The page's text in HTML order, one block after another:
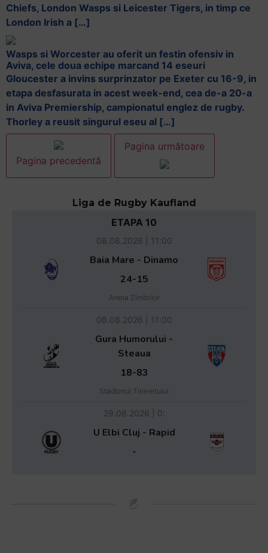
Chiefs, London Wasps si Leicester Tigers, in timp ce
London Irish a […]
Wasps si Worcester au oferit un festin ofensiv in
Aviva, cele doua echipe marcand 14 eseuri
Gloucester a invins surprinzator pe Exeter cu 16-9, in
etapa desfasurata in acest week-end, cea de-a 20-a
in Aviva Premiership, campionatul englez de rugby.
Thorley a reusit singurul eseu al […]
Pagina precedentă
Pagina următoare
Liga de Rugby Kaufland
ETAPA 10
08.08.2026 | 11:00
Baia Mare - Dinamo
24-15
Arena Zimbrilor
08.08.2026 | 11:00
Gura Humorului -
Steaua
18-83
Stadionul Tineretului
29.08.2026 | 0:
U Elbi Cluj - Rapid
-